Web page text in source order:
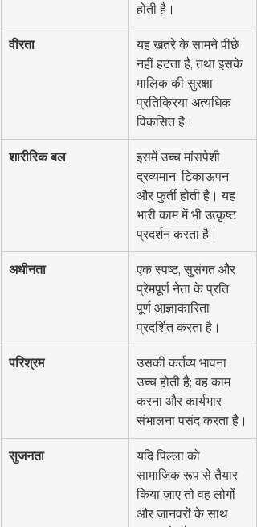
होती है।
वीरता
यह खतरे के सामने पीछे
नहीं हटता है, तथा इसके
मालिक की सुरक्षा
प्रतिक्रिया अत्यधिक
विकसित है।
शारीरिक बल
इसमें उच्च मांसपेशी
द्रव्यमान, टिकाऊपन
और फुर्ती होती है। यह
भारी काम में भी उत्कृष्ट
प्रदर्शन करता है।
अधीनता
एक स्पष्ट, सुसंगत और
प्रेमपूर्ण नेता के प्रति
पूर्ण आज्ञाकारिता
प्रदर्शित करता है।
परिश्रम
उसकी कर्तव्य भावना
उच्च होती है; वह काम
करना और कार्यभार
संभालना पसंद करता है।
सुजनता
यदि पिल्ला को
सामाजिक रूप से तैयार
किया जाए तो वह लोगों
और जानवरों के साथ